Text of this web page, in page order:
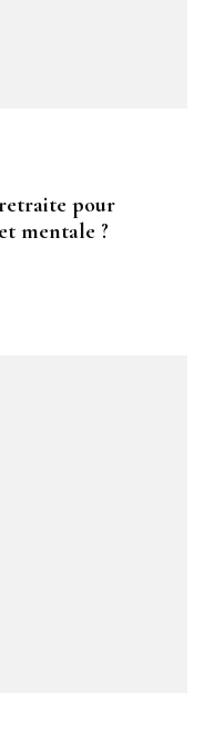
pour
mentale ?